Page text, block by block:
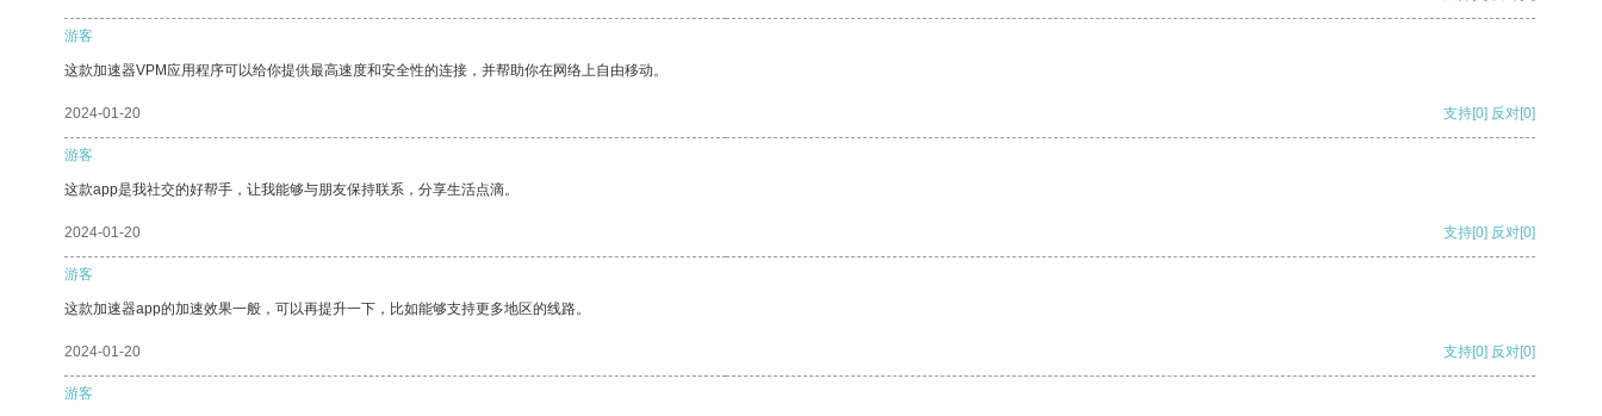
游客
这款加速器VPM应用程序可以给你提供最高速度和安全性的连接，并帮助你在网络上自由移动。
2024-01-20 支持[0] 反对[0]
游客
这款app是我社交的好帮手，让我能够与朋友保持联系，分享生活点滴。
2024-01-20 支持[0] 反对[0]
游客
这款加速器app的加速效果一般，可以再提升一下，比如能够支持更多地区的线路。
2024-01-20 支持[0] 反对[0]
游客